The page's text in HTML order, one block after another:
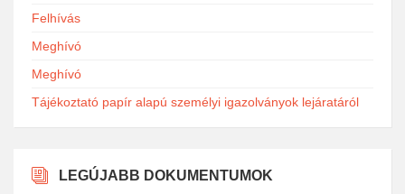
Felhívás
Meghívó
Meghívó
Tájékoztató papír alapú személyi igazolványok lejáratáról
LEGÚJABB DOKUMENTUMOK